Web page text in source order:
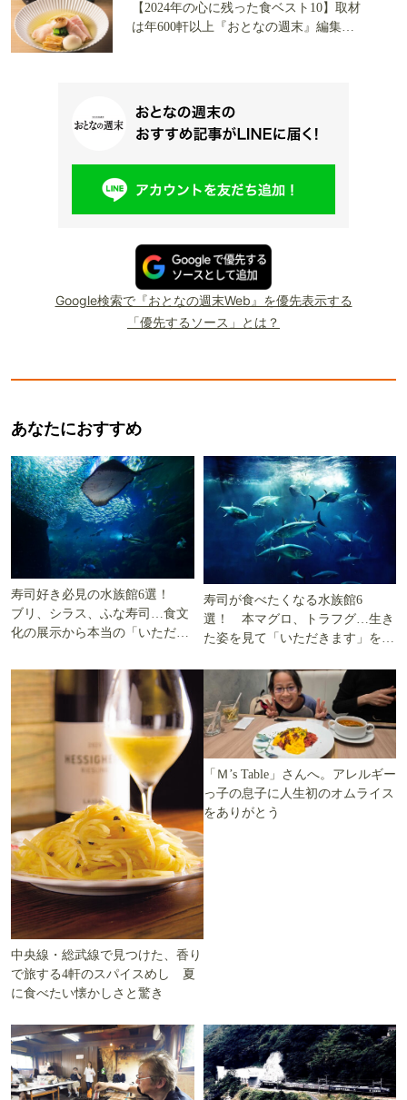
【2024年の心に残った食ベスト10】取材
は年600軒以上『おとなの週末』編集・
Google検索で『おとなの週末Web』を優先表示する
「優先するソース」とは？
あなたにおすすめ
寿司好き必見の水族館6選！
ブリ、シラス、ふな寿司…食文
化の展示から本当の「いただき
寿司が食べたくなる水族館6
選！ 本マグロ、トラフグ…生き
た姿を見て「いただきます」を考
中央線・総武線で見つけた、香り
で旅する4軒のスパイスめし 夏
に食べたい懐かしさと驚き
「Ｍ’s Table」さんへ。アレルギー
っ子の息子に人生初のオムライス
をありがとう